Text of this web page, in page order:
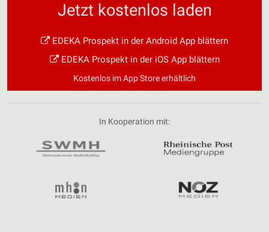
Jetzt kostenlos laden
EDEKA Prospekt in der Android App blättern
EDEKA Prospekt in der iOS App blättern
Kostenlos im App Store erhältlich
In Kooperation mit: